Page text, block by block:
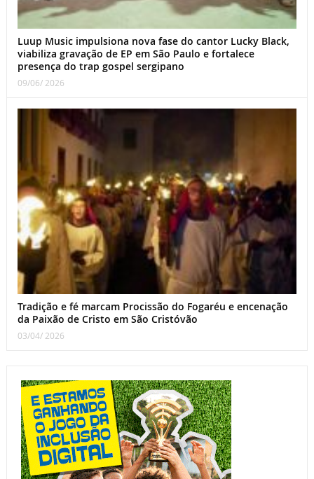
Luup Music impulsiona nova fase do cantor Lucky Black,
viabiliza gravação de EP em São Paulo e fortalece
presença do trap gospel sergipano
09/06/ 2026
Tradição e fé marcam Procissão do Fogaréu e encenação
da Paixão de Cristo em São Cristóvão
03/04/ 2026